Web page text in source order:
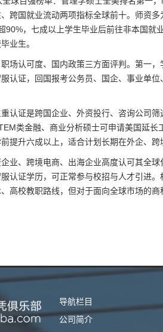
跨国就业流动两项指标全球前十。师资
90%，七成以上学生毕业后前往非本国就
业生。
场认可度、国内政策三方面评判。第一
认证，回国报考公务员、国企、事业单位
认证是跨国企业、外资投行、咨询公司
类金融、商业分析硕士可申请美国延长
提升六成以上，适合计划长期在外企、跨
业、跨境电商、出海企业高度认可其全
认证学历，可正常参与校招与人才引进
高校教职路线，但对于面向全球市场的
导航栏目
公司简介